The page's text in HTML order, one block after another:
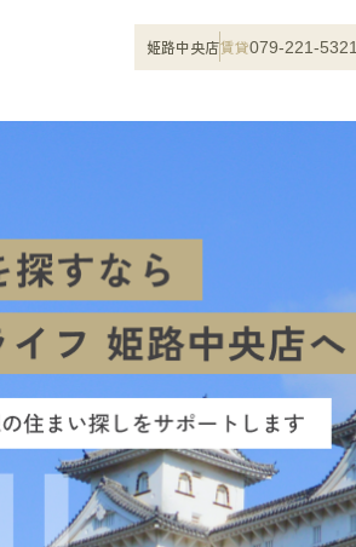
姫路中央店賃貸079-221-5321